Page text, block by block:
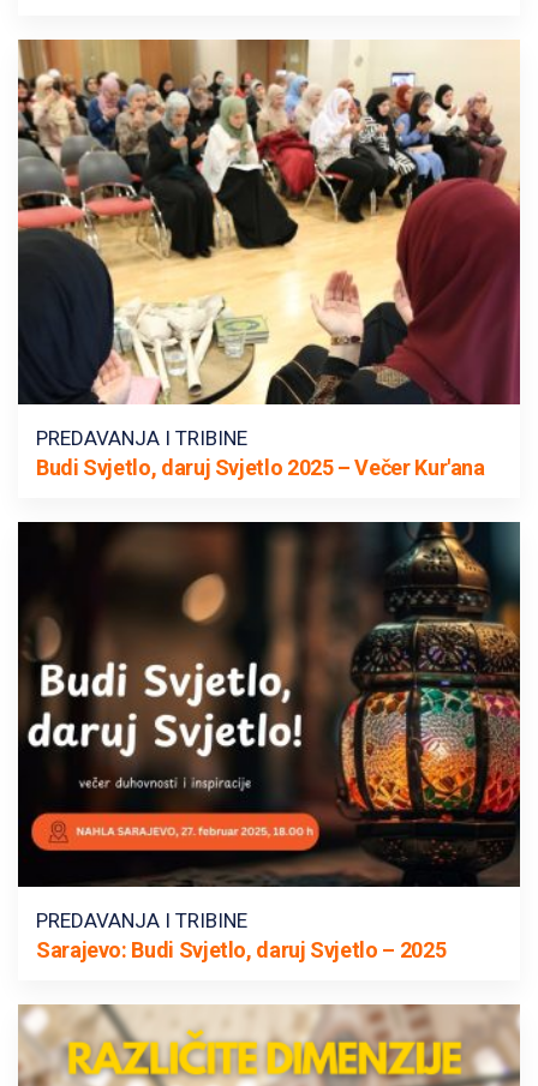
PREDAVANJA I TRIBINE
Budi Svjetlo, daruj Svjetlo 2025 – Večer Kur'ana
PREDAVANJA I TRIBINE
Sarajevo: Budi Svjetlo, daruj Svjetlo – 2025